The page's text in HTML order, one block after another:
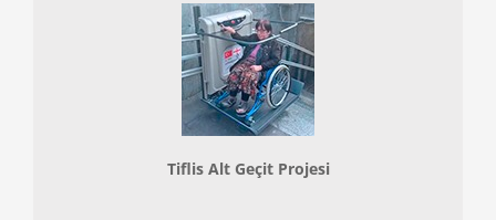
Tiflis Alt Geçit Projesi